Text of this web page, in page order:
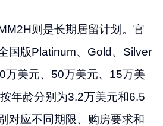
则是长期居留计划。官
国版Platinum、Gold、Silver
万美元、50万美元、15万美
年龄分别为3.2万美元和6.5
对应不同期限、购房要求和